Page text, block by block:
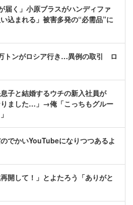
届く」小原ブラスがハンディファ
込まれる」被害多発の“必需品”に
トンがロシア行き…異例の取引 ロ
子と結婚するウチの新入社員が
りました…」→俺「こっちもグルー
でかいYouTubeになりつつあるよ
開して！」とよたろう「ありがと